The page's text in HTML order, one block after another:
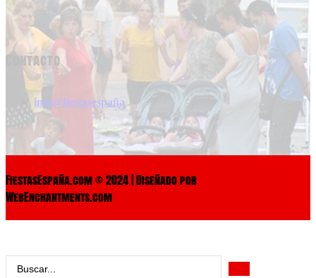
Contacto
info@fiestasespaña
FiestasEspaña.com © 2024 | Diseñado por
WebEnchantments.com